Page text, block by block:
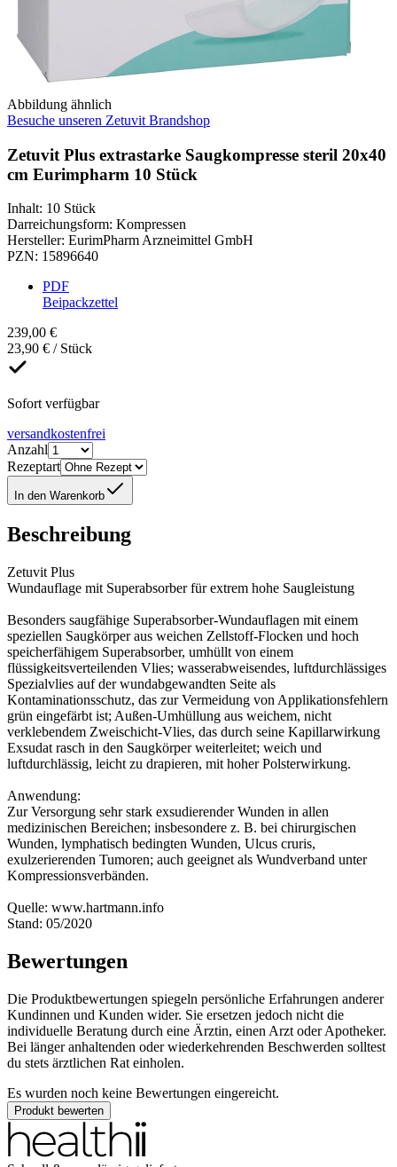
Abbildung ähnlich
Besuche unseren Zetuvit Brandshop
Zetuvit Plus extrastarke Saugkompresse steril 20x40
cm Eurimpharm 10 Stück
Inhalt: 10 Stück
Darreichungsform: Kompressen
Hersteller: EurimPharm Arzneimittel GmbH
PZN: 15896640
PDF
Beipackzettel
239,00 €
23,90 € / Stück
Sofort verfügbar
versandkostenfrei
Anzahl
Rezeptart
In den Warenkorb
Beschreibung
Zetuvit Plus
Wundauflage mit Superabsorber für extrem hohe Saugleistung
Besonders saugfähige Superabsorber-Wundauflagen mit einem
speziellen Saugkörper aus weichen Zellstoff-Flocken und hoch
speicherfähigem Superabsorber, umhüllt von einem
flüssigkeitsverteilenden Vlies; wasserabweisendes, luftdurchlässiges
Spezialvlies auf der wundabgewandten Seite als
Kontaminationsschutz, das zur Vermeidung von Applikationsfehlern
grün eingefärbt ist; Außen-Umhüllung aus weichem, nicht
verklebendem Zweischicht-Vlies, das durch seine Kapillarwirkung
Exsudat rasch in den Saugkörper weiterleitet; weich und
luftdurchlässig, leicht zu drapieren, mit hoher Polsterwirkung.
Anwendung:
Zur Versorgung sehr stark exsudierender Wunden in allen
medizinischen Bereichen; insbesondere z. B. bei chirurgischen
Wunden, lymphatisch bedingten Wunden, Ulcus cruris,
exulzerierenden Tumoren; auch geeignet als Wundverband unter
Kompressionsverbänden.
Quelle: www.hartmann.info
Stand: 05/2020
Bewertungen
Die Produktbewertungen spiegeln persönliche Erfahrungen anderer
Kundinnen und Kunden wider. Sie ersetzen jedoch nicht die
individuelle Beratung durch eine Ärztin, einen Arzt oder Apotheker.
Bei länger anhaltenden oder wiederkehrenden Beschwerden solltest
du stets ärztlichen Rat einholen.
Es wurden noch keine Bewertungen eingereicht.
Produkt bewerten